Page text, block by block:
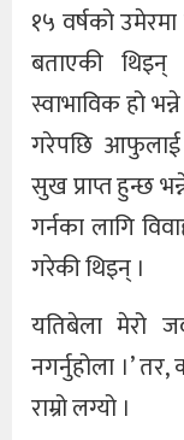
१५ वर्षको
बताएकी
स्वाभाविक हो
गरेपछि आफुलाई
सुख प्राप्त हुन्छ
गर्नका लागि
गरेकी थिइन् ।
यतिबेला मेरो
नगर्नुहोला ।’
राम्रो लग्यो ।